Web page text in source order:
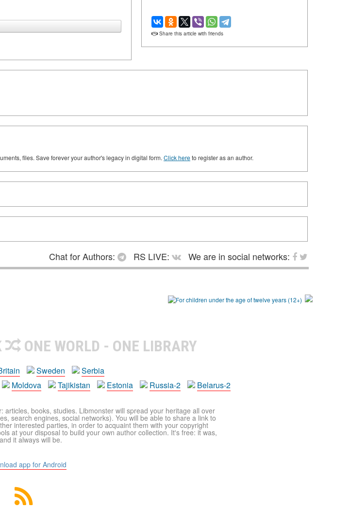
Share this article with friends
files. Save forever your author's legacy in digital form. Click hereto register as an author.
Chat for Authors: RS LIVE:
We are in social networks:
ONE WORLD - ONE LIBRARY
Sweden
Serbia
Moldova Tajikistan Estonia Russia-2 Belarus-2
books, studies. Libmonster will spread your heritage all over
search engines, social networks). You will be able to share a link to
interested parties, in order to acquaint them with your copyright
at your disposal to build your own author collection. It's free: it was,
it always will be.
app for Android